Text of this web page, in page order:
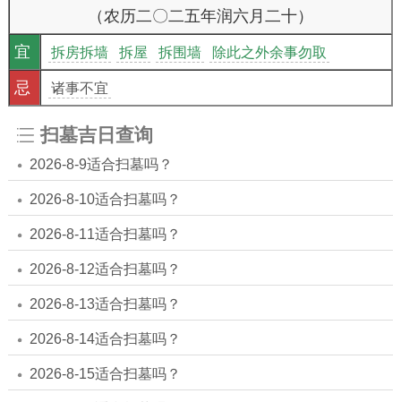
（农历二〇二五年润六月二十）
宜
拆房拆墙 拆屋 拆围墙
除此之外余事勿取
忌
诸事不宜
扫墓吉日查询
2026-8-9适合扫墓吗？
2026-8-10适合扫墓吗？
2026-8-11适合扫墓吗？
2026-8-12适合扫墓吗？
2026-8-13适合扫墓吗？
2026-8-14适合扫墓吗？
2026-8-15适合扫墓吗？